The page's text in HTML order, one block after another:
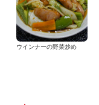
ウインナーの野菜炒め